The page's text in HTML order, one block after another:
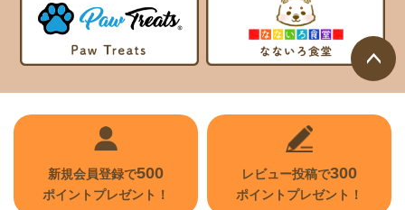
ページ
トップ
新規会員登録で500
ポイントプレゼント！
レビュー投稿で300
ポイントプレゼント！